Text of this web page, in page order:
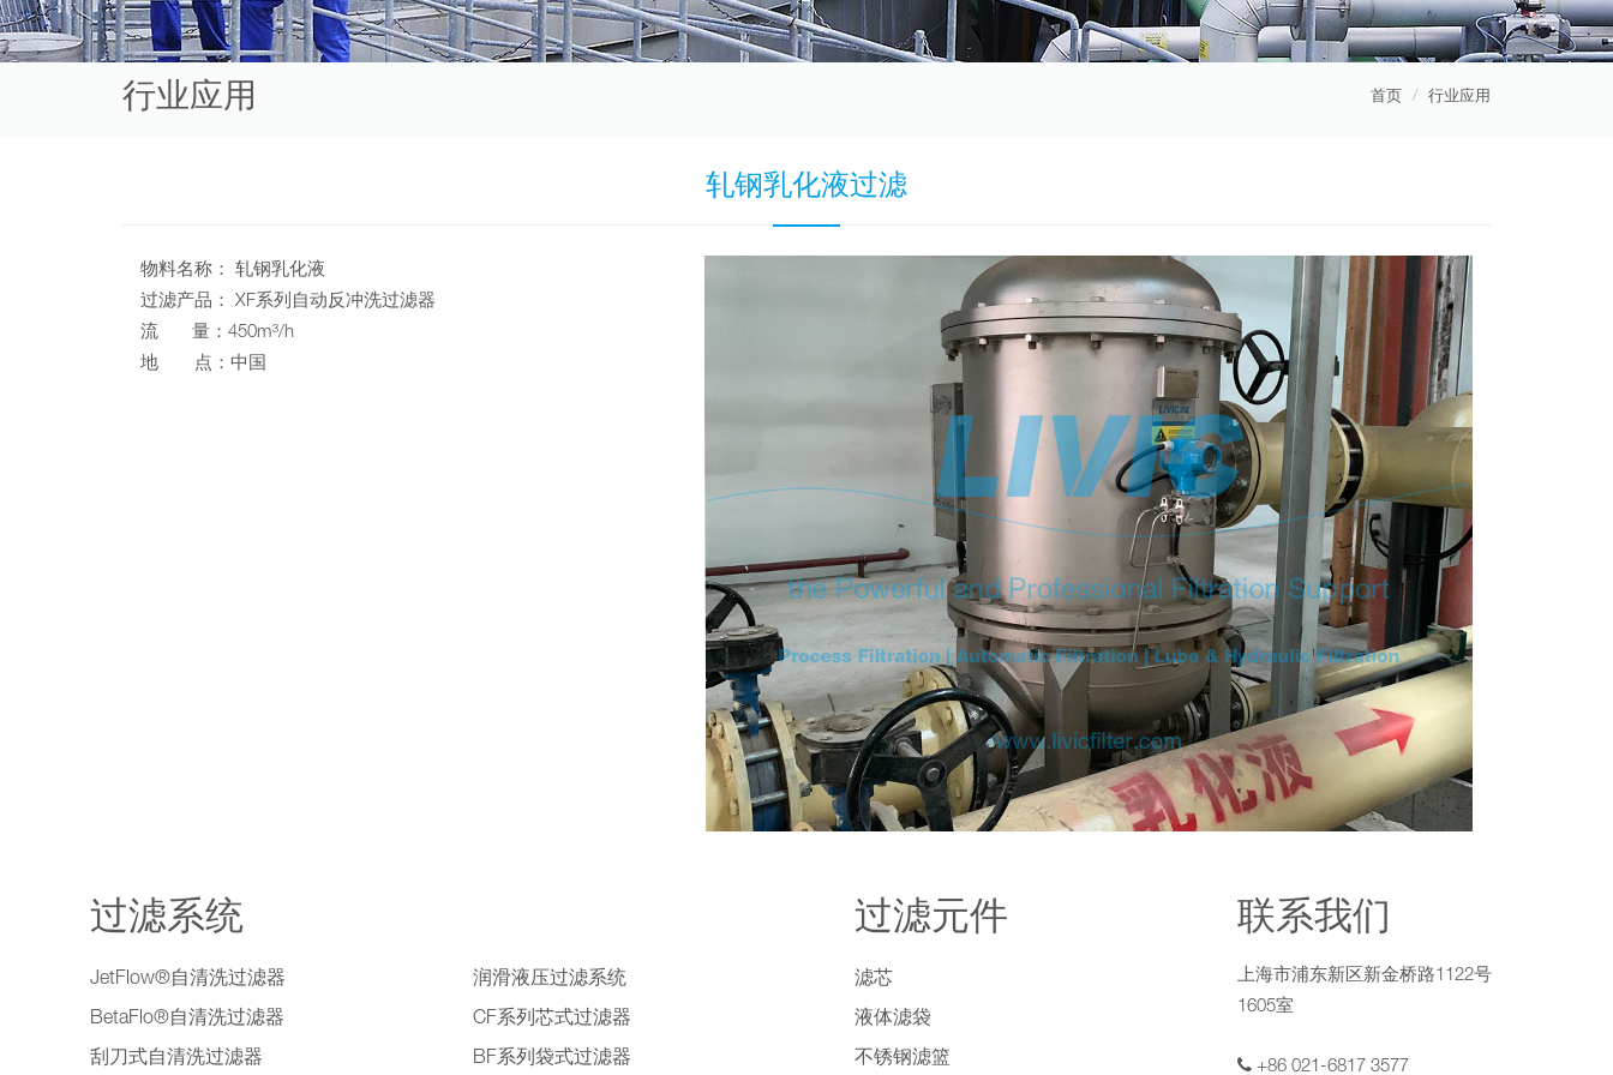
行业应用 首页 行业应用
轧钢乳化液过滤
物料名称： 轧钢乳化液
过滤产品： XF系列自动反冲洗过滤器
流 量：450m³/h
地 点：中国
过滤系统
JetFlow®自清洗过滤器
BetaFlo®自清洗过滤器
刮刀式自清洗过滤器
润滑液压过滤系统
CF系列芯式过滤器
BF系列袋式过滤器
过滤元件
滤芯
液体滤袋
不锈钢滤篮
联系我们
上海市浦东新区新金桥路1122号
1605室
+86 021-6817 3577